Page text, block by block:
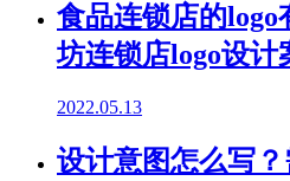
食品连锁店的logo
坊连锁店logo设计
2022.05.13
设计意图怎么写